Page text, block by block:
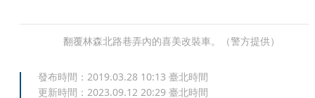
翻覆林森北路巷弄內的喜美改裝車。（警方提供）
發布時間： 2019.03.28 10:13 臺北時間
更新時間： 2023.09.12 20:29 臺北時間